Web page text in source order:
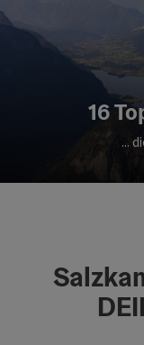
16
...